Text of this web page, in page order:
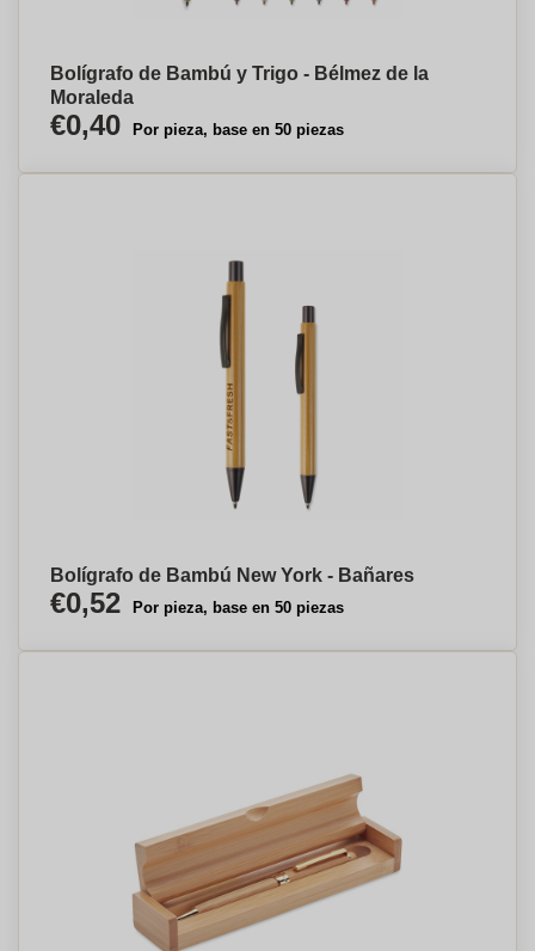
Bolígrafo de Bambú y Trigo - Bélmez de la
Moraleda
€0,40 Por pieza, base en 50 piezas
Bolígrafo de Bambú New York - Bañares
€0,52 Por pieza, base en 50 piezas